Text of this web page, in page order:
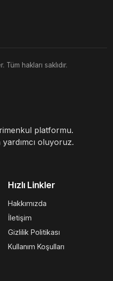
hakları saklıdır.
platformu.
oluyoruz.
Hızlı Linkler
Hakkımızda
İletişim
Gizlilik Politikası
Kullanım Koşulları